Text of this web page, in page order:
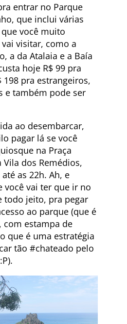
entrar no Parque
que inclui várias
você muito
visitar, como a
a da Atalaia e a Baía
hoje R$ 99 pra
198 pra estrangeiros,
e também pode ser
ao desembarcar,
pagar lá se você
na Praça
Vila dos Remédios,
as 22h. Ah, e
você vai ter que ir no
todo jeito, pra pegar
ao parque (que é
estampa de
que é uma estratégia
tão #chateado pelo